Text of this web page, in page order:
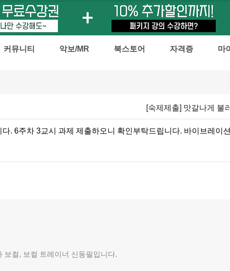
커뮤니티 악보/MR 북스토어 자격증 마
[숙제제출] 맛갈나게 불
. 6주차 3교시 과제 제출하오니 확인부탁드립니다. 바이브레이
보컬, 보컬 트레이너 신동필입니다.